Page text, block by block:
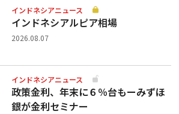
インドネシアニュース
インドネシアルピア相場
2026.08.07
インドネシアニュース
政策金利、年末に６％台もーみずほ
銀が金利セミナー